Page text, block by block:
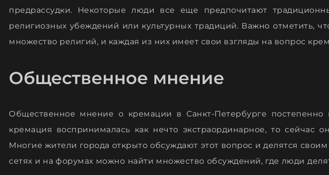
предрассудки. Некоторые люди все еще предпочитают
религиозных убеждений или культурных традиций. Важно отметить,
множество религий, и каждая из них имеет свои взгляды на вопрос
Общественное мнение
Общественное мнение о кремации в Санкт-Петербурге постепенно
кремация воспринималась как нечто экстраординарное, то сейчас
Многие жители города открыто обсуждают этот вопрос и делятся
сетях и на форумах можно найти множество обсуждений, где люди